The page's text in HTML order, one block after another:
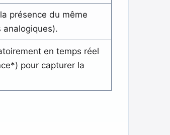
présence du même
analogiques).
en temps réel
pour capturer la